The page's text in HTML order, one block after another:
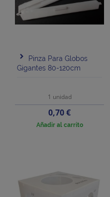
Pinza Para Globos
Gigantes 80-120cm
1 unidad
Precio
0,70 €
Añadir al carrito